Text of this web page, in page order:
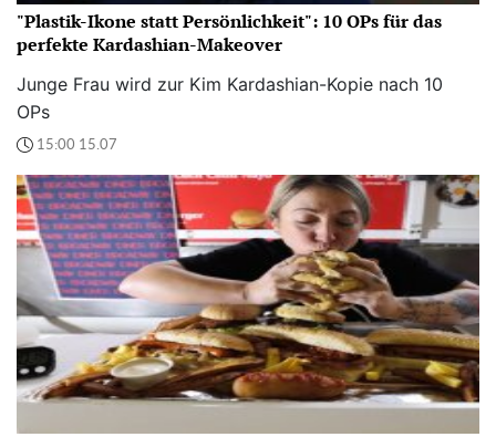
"Plastik-Ikone statt Persönlichkeit": 10 OPs für das
perfekte Kardashian-Makeover
Junge Frau wird zur Kim Kardashian-Kopie nach 10
OPs
15:00 15.07